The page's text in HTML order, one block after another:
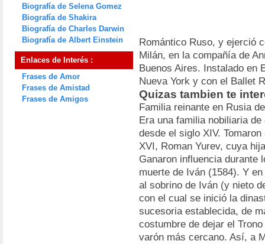
Biografía de Selena Gomez
Biografía de Shakira
Biografía de Charles Darwin
Biografía de Albert Einstein
Enlaces de Interés :
Frases de Amor
Frases de Amistad
Frases de Amigos
Romántico Ruso, y ejerció
Milán, en la compañía de
Buenos Aires. Instalado en
Nueva York y con el Ballet
Quizas tambien te
Familia reinante en Rusia
Era una familia nobiliaria
desde el siglo XIV.
XVI, Roman Yurev, cuya
Ganaron influencia durante
muerte de Iván (1584). Y
al sobrino de Iván (y nieto
con el cual se inició la
sucesoria establecida, de
costumbre de dejar el
varón más cercano. Así, a